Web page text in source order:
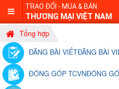
TRAO ĐỔI - MUA & BÁN
THƯƠNG MẠI VIỆT NAM
Tổng hợp
ĐĂNG BÀI VIẾTĐĂNG BÀI
ĐÓNG GÓP TCVNĐÓNG